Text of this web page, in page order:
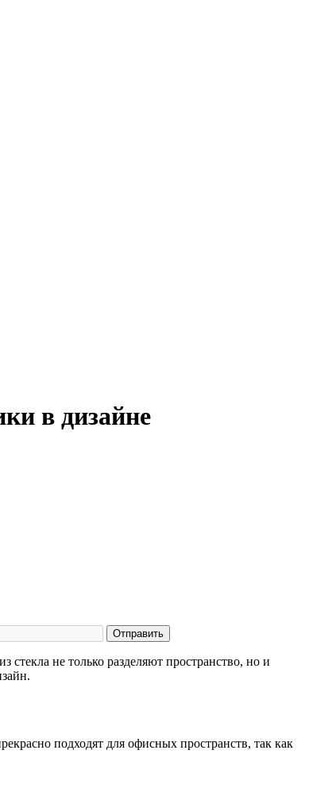
в дизайне
Отправить
не только разделяют пространство, но и
подходят для офисных пространств, так как